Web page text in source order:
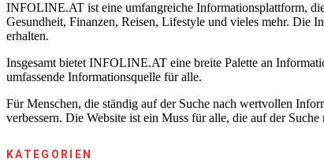
INFOLINE.AT ist eine umfangreiche Informationsplattform,
Gesundheit, Finanzen, Reisen, Lifestyle und vieles mehr. Die
erhalten.
Insgesamt bietet INFOLINE.AT eine breite Palette an
umfassende Informationsquelle für alle.
Für Menschen, die ständig auf der Suche nach wertvollen
verbessern. Die Website ist ein Muss für alle, die auf der
KATEGORIEN